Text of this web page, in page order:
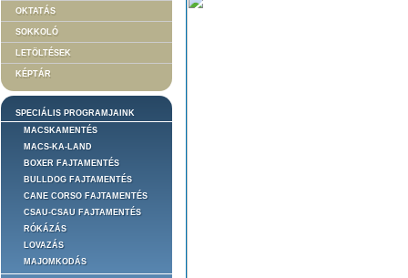
OKTATÁS
SOKKOLÓ
LETÖLTÉSEK
KÉPTÁR
SPECIÁLIS PROGRAMJAINK
MACSKAMENTÉS
MACS-KA-LAND
BOXER FAJTAMENTÉS
BULLDOG FAJTAMENTÉS
CANE CORSO FAJTAMENTÉS
CSAU-CSAU FAJTAMENTÉS
RÓKÁZÁS
LOVAZÁS
MAJOMKODÁS